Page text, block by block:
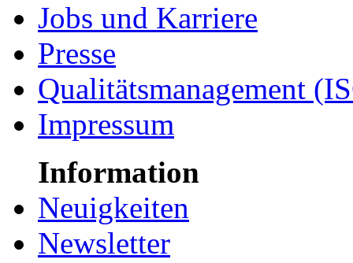
Jobs und Karriere
Presse
Qualitätsmanagement
Impressum
Information
Neuigkeiten
Newsletter